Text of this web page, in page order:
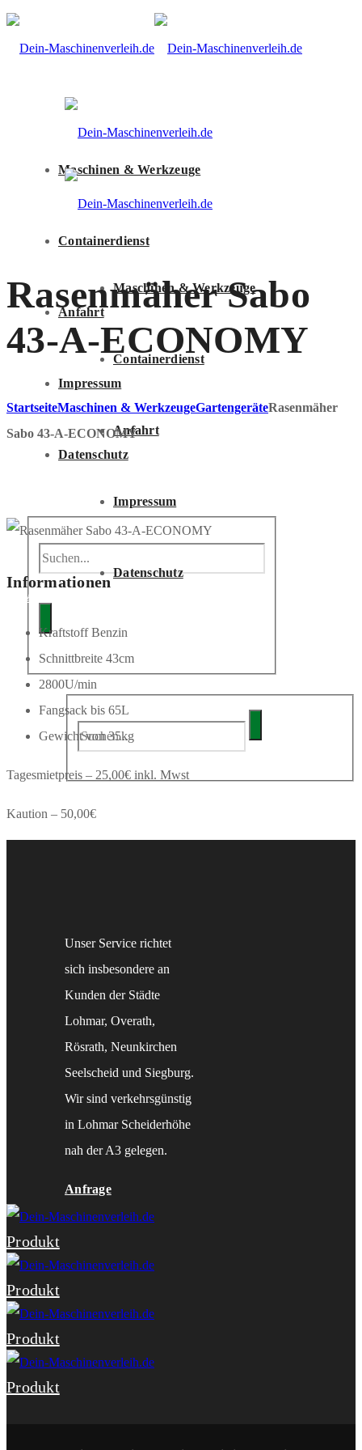
Maschinen & Werkzeuge
Containerdienst
Anfahrt
Impressum
Datenschutz
Anfrage
Maschinen & Werkzeuge
Containerdienst
Anfahrt
Impressum
Datenschutz
ANFRAGE
Rasenmäher Sabo
43-A-ECONOMY
StartseiteMaschinen & WerkzeugeGartengeräteRasenmäher
Sabo 43-A-ECONOMY
Informationen
Kraftstoff Benzin
Schnittbreite 43cm
2800U/min
Fangsack bis 65L
Gewicht von 35kg
Tagesmietpreis – 25,00€ inkl. Mwst
Kaution – 50,00€
Unser Service richtet
sich insbesondere an
Kunden der Städte
Lohmar, Overath,
Rösrath, Neunkirchen
Seelscheid und Siegburg.
Wir sind verkehrsgünstig
in Lohmar Scheiderhöhe
nah der A3 gelegen.
Anfrage
Produkt
Produkt
Produkt
Produkt